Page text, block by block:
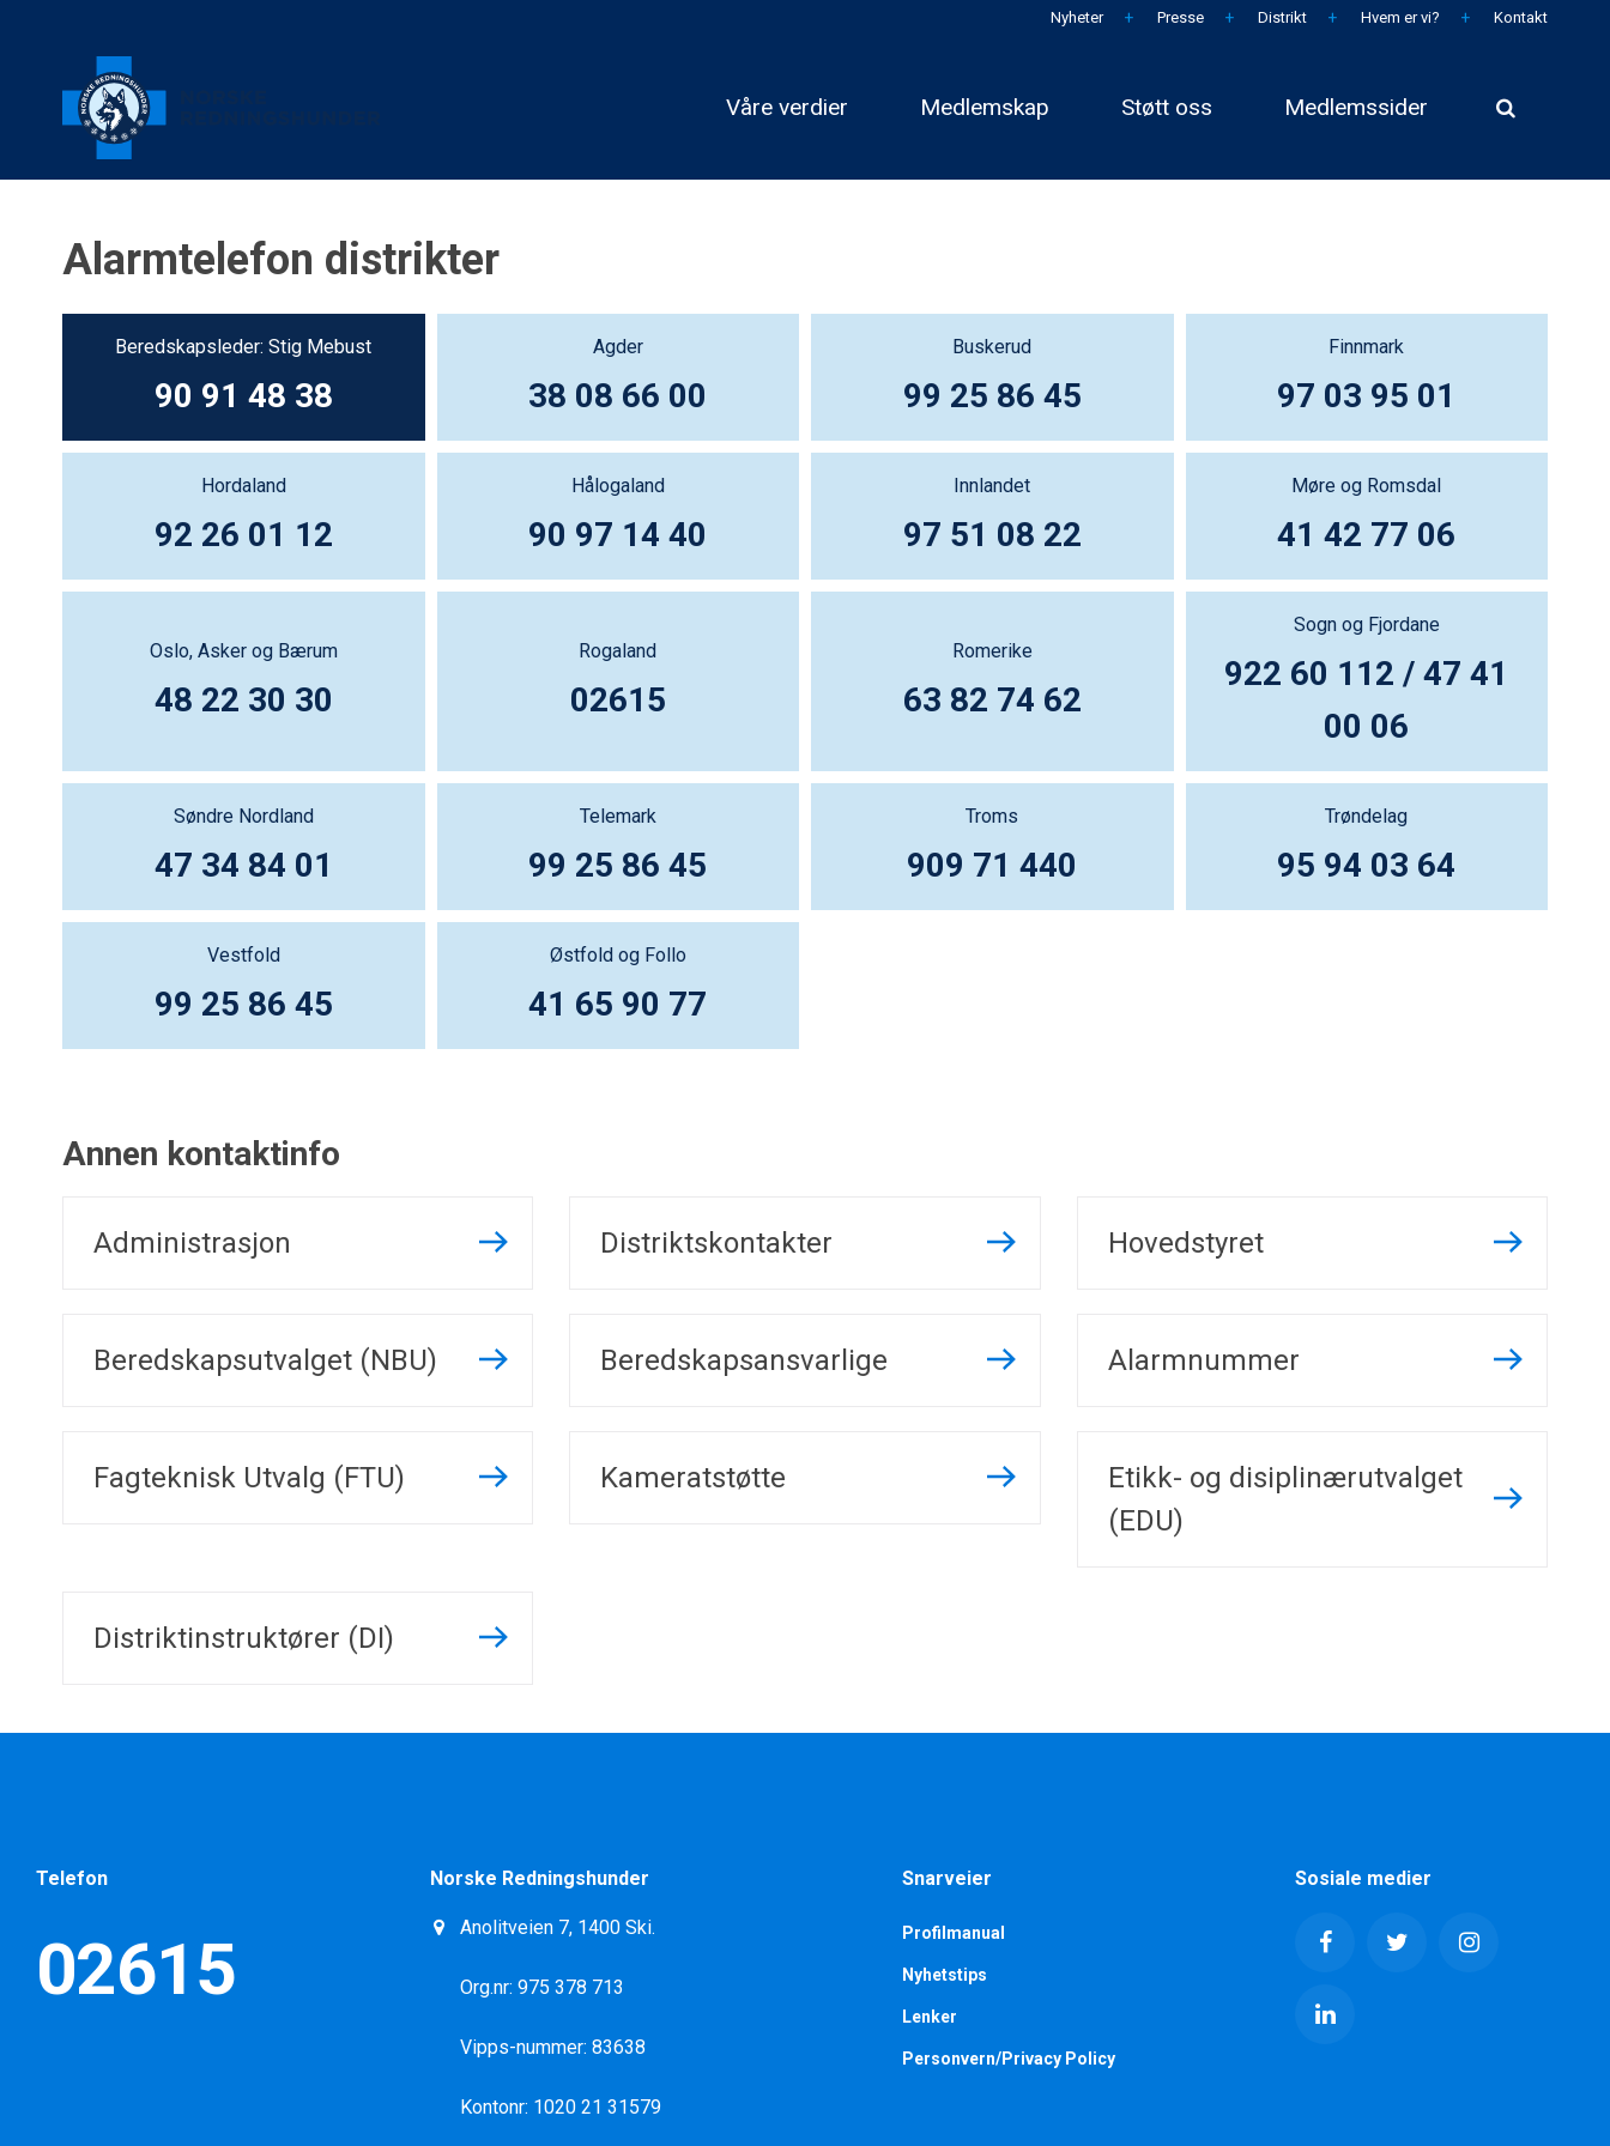
Nyheter Presse Distrikt Hvem er vi? Kontakt
Våre verdier Medlemskap Støtt oss Medlemssider
Alarmtelefon distrikter
Beredskapsleder: Stig Mebust
90 91 48 38
Agder
38 08 66 00
Buskerud
99 25 86 45
Finnmark
97 03 95 01
Hordaland
92 26 01 12
Hålogaland
90 97 14 40
Innlandet
97 51 08 22
Møre og Romsdal
41 42 77 06
Oslo, Asker og Bærum
48 22 30 30
Rogaland
02615
Romerike
63 82 74 62
Sogn og Fjordane
922 60 112 / 47 41
00 06
Søndre Nordland
47 34 84 01
Telemark
99 25 86 45
Troms
909 71 440
Trøndelag
95 94 03 64
Vestfold
99 25 86 45
Østfold og Follo
41 65 90 77
Annen kontaktinfo
Administrasjon Distriktskontakter Hovedstyret
Beredskapsutvalget (NBU) Beredskapsansvarlige Alarmnummer
Fagteknisk Utvalg (FTU) Kameratstøtte
Etikk- og disiplinærutvalget
(EDU)
Distriktinstruktører (DI)
Telefon
02615
Norske Redningshunder
Anolitveien 7, 1400 Ski.
Org.nr: 975 378 713
Vipps-nummer: 83638
Kontonr: 1020 21 31579
Snarveier
Profilmanual
Nyhetstips
Lenker
Personvern/Privacy Policy
Sosiale medier